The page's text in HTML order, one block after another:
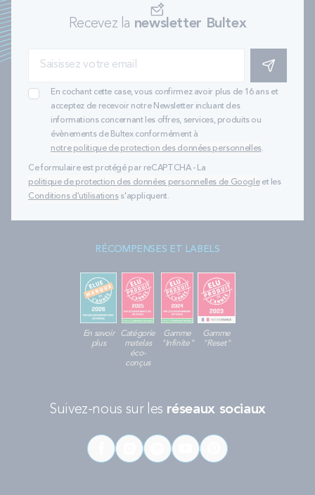
Recevez la newsletter Bultex
S'INSCRIRE
En cochant cette case, vous confirmez avoir plus de 16 ans et
acceptez de recevoir notre Newsletter incluant des
informations concernant les offres, services, produits ou
évènements de Bultex conformément à
notre politique de protection des données personnelles.
Ce formulaire est protégé par reCAPTCHA - La
politique de protection des données personnelles de Googleet les
Conditions d'utilisationss'appliquent.
RÉCOMPENSES ET LABELS
En savoir
plus
Catégorie
matelas
éco-
conçus
Gamme
"Infinite"
Gamme
"Reset"
Suivez-nous sur les réseaux sociaux